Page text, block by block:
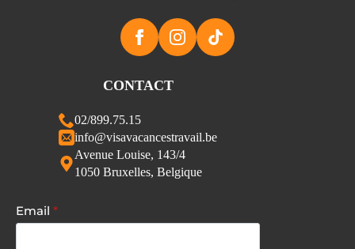
CONTACT
02/899.75.15
info@visavacancestravail.be
Avenue Louise, 143/4
1050 Bruxelles, Belgique
Email *